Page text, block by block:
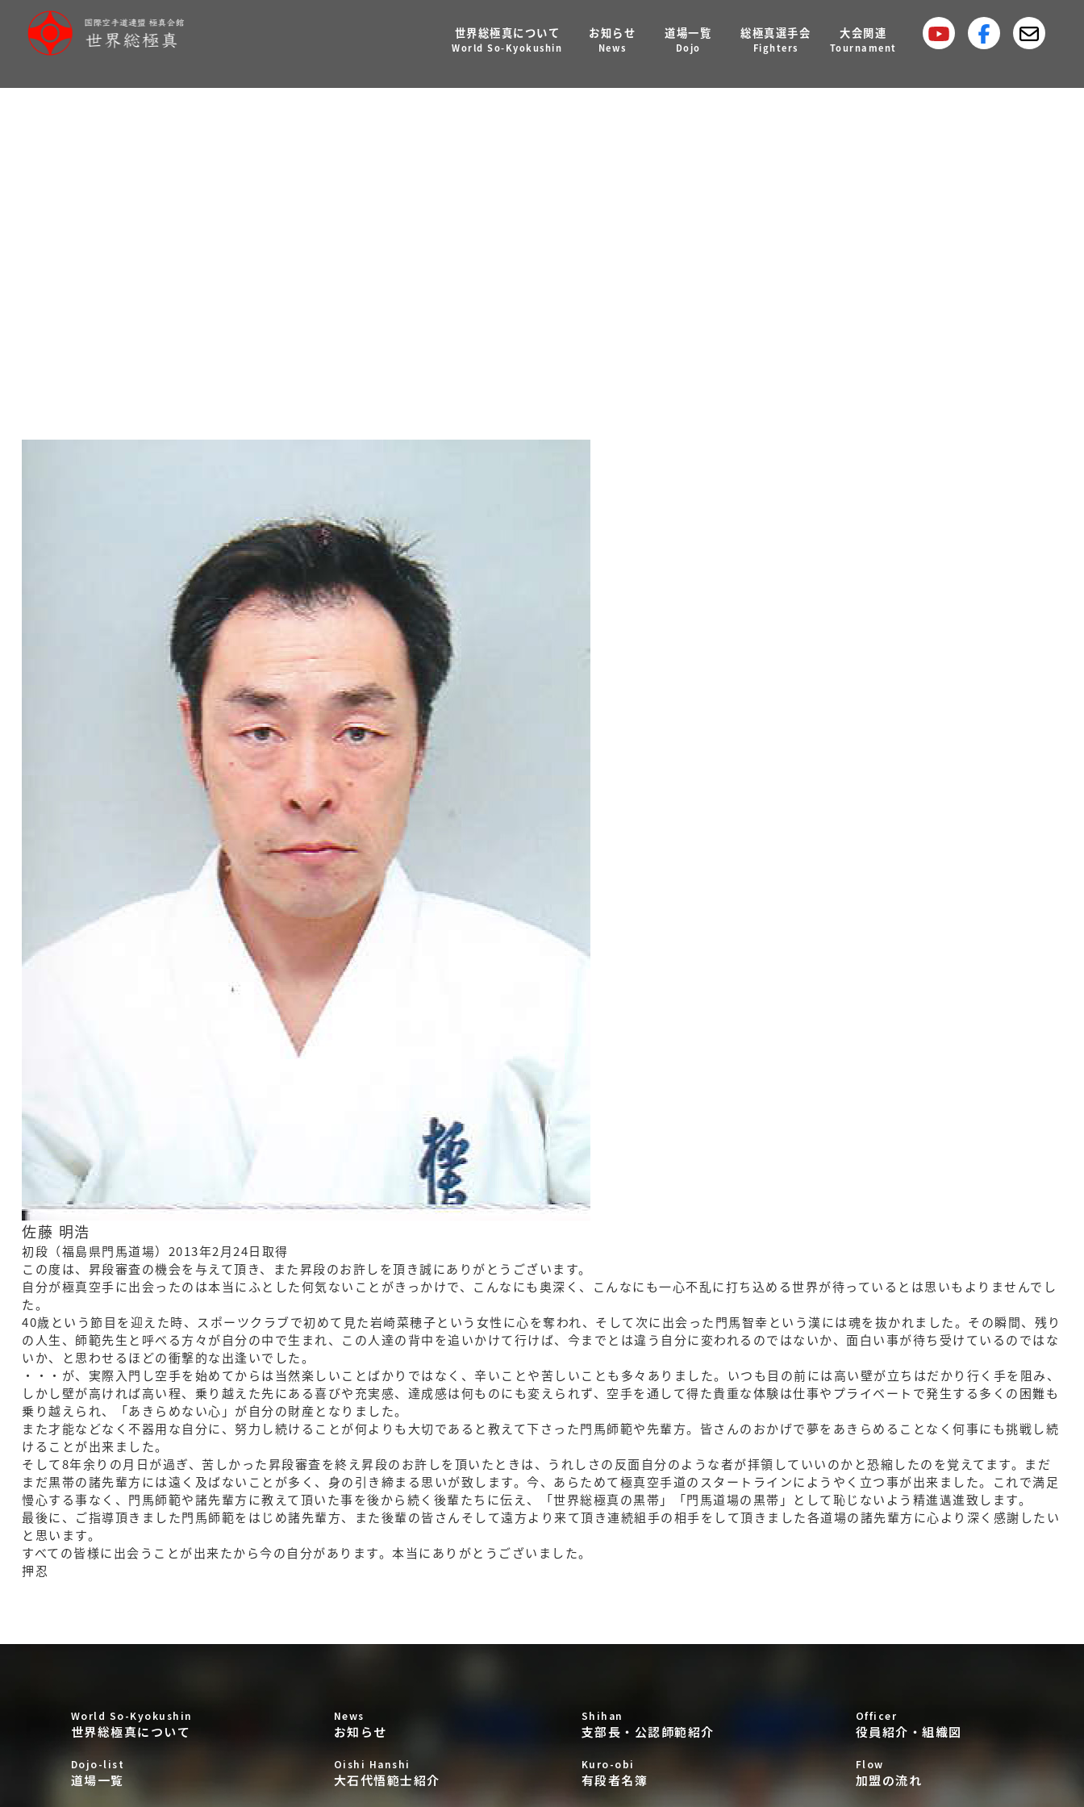
世界総極真について お知らせ 道場一覧 総極真選手会 大会関連
佐藤 明浩
初段（福島県門馬道場）2013年2月24日取得
この度は、昇段審査の機会を与えて頂き、また昇段のお許しを頂き誠にありがとうございます。
自分が極真空手に出会ったのは本当にふとした何気ないことがきっかけで、こんなにも奥深く、こんなにも一心不乱に打ち込める世界が待っているとは思いもよりませんでし
た。
40歳という節目を迎えた時、スポーツクラブで初めて見た岩崎菜穂子という女性に心を奪われ、そして次に出会った門馬智幸という漢には魂を抜かれました。その瞬間、残り
の人生、師範先生と呼べる方々が自分の中で生まれ、この人達の背中を追いかけて行けば、今までとは違う自分に変われるのではないか、面白い事が待ち受けているのではな
いか、と思わせるほどの衝撃的な出逢いでした。
・・・が、実際入門し空手を始めてからは当然楽しいことばかりではなく、辛いことや苦しいことも多々ありました。いつも目の前には高い壁が立ちはだかり行く手を阻み、
しかし壁が高ければ高い程、乗り越えた先にある喜びや充実感、達成感は何ものにも変えられず、空手を通して得た貴重な体験は仕事やプライベートで発生する多くの困難も
乗り越えられ、「あきらめない心」が自分の財産となりました。
また才能などなく不器用な自分に、努力し続けることが何よりも大切であると教えて下さった門馬師範や先輩方。皆さんのおかげで夢をあきらめることなく何事にも挑戦し続
けることが出来ました。
そして8年余りの月日が過ぎ、苦しかった昇段審査を終え昇段のお許しを頂いたときは、うれしさの反面自分のような者が拝領していいのかと恐縮したのを覚えてます。まだ
まだ黒帯の諸先輩方には遠く及ばないことが多く、身の引き締まる思いが致します。今、あらためて極真空手道のスタートラインにようやく立つ事が出来ました。これで満足
慢心する事なく、門馬師範や諸先輩方に教えて頂いた事を後から続く後輩たちに伝え、「世界総極真の黒帯」「門馬道場の黒帯」として恥じないよう精進邁進致します。
最後に、ご指導頂きました門馬師範をはじめ諸先輩方、また後輩の皆さんそして遠方より来て頂き連続組手の相手をして頂きました各道場の諸先輩方に心より深く感謝したい
と思います。
すべての皆様に出会うことが出来たから今の自分があります。本当にありがとうございました。
押忍
World So-Kyokushin
世界総極真について
Dojo-list
道場一覧
News
お知らせ
Oishi Hanshi
大石代悟範士紹介
Shihan
支部長・公認師範紹介
Kuro-obi
有段者名簿
Officer
役員紹介・組織図
Flow
加盟の流れ